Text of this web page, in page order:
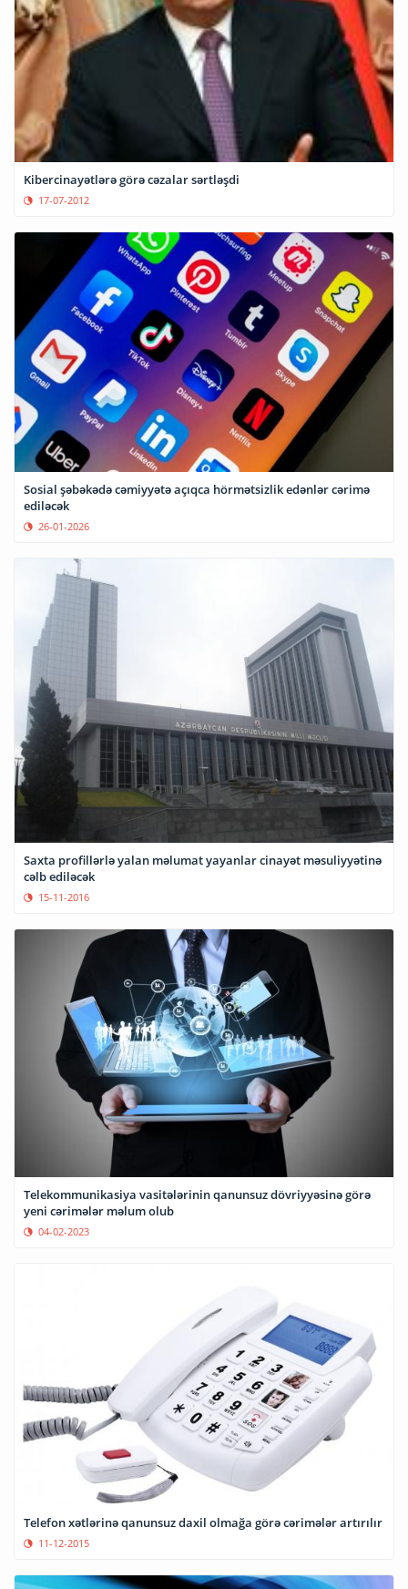
Kibercinayətlərə görə cəzalar sərtləşdi
17-07-2012
Sosial şəbəkədə cəmiyyətə açıqca hörmətsizlik edənlər cərimə
ediləcək
26-01-2026
Saxta profillərlə yalan məlumat yayanlar cinayət məsuliyyətinə
cəlb ediləcək
15-11-2016
Telekommunikasiya vasitələrinin qanunsuz dövriyyəsinə görə
yeni cərimələr məlum olub
04-02-2023
Telefon xətlərinə qanunsuz daxil olmağa görə cərimələr artırılır
11-12-2015